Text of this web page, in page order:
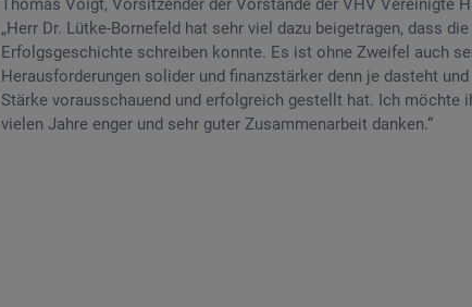
Thomas Voigt, Vorsitzender der Vorstände der VHV Vereinigte
„Herr Dr. Lütke-Bornefeld hat sehr viel dazu beigetragen, dass
Erfolgsgeschichte schreiben konnte. Es ist ohne Zweifel auch
Herausforderungen solider und finanzstärker denn je dasteht
Stärke vorausschauend und erfolgreich gestellt hat. Ich
vielen Jahre enger und sehr guter Zusammenarbeit danken.“